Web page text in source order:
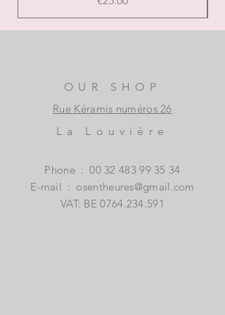
OUR SHOP
Rue Kéramis numéros 26
La Louvière
Phone : 00 32 483 99 35 34
E-mail : osentheures@gmail.com
VAT: BE0764.234.591